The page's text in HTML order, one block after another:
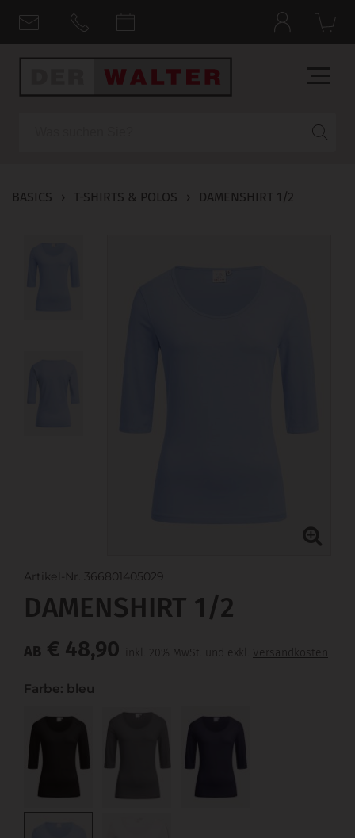
BASICS › T-SHIRTS & POLOS › DAMENSHIRT 1/2
Artikel-Nr. 366801405029
DAMENSHIRT 1/2
AB € 48,90 inkl. 20% MwSt. und exkl. Versandkosten
Farbe: bleu